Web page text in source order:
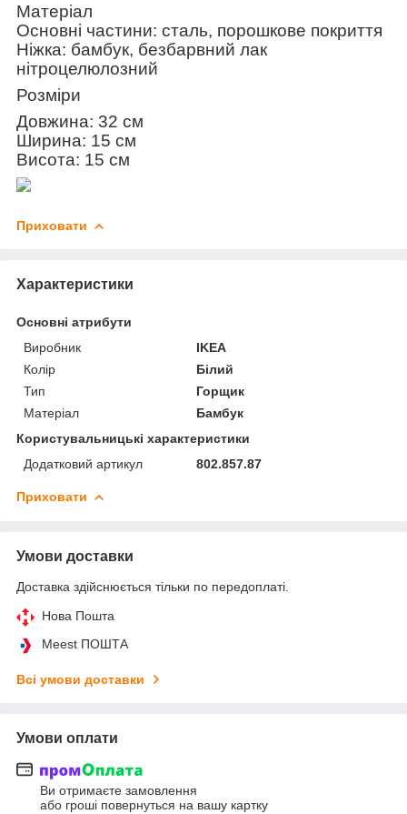
Матеріал
Основні частини: сталь, порошкове покриття
Ніжка: бамбук, безбарвний лак
нітроцелюлозний
Розміри
Довжина: 32 см
Ширина: 15 см
Висота: 15 см
Приховати
Характеристики
Основні атрибути
Виробник
IKEA
Колір
Білий
Тип
Горщик
Матеріал
Бамбук
Користувальницькі характеристики
Додатковий артикул
802.857.87
Приховати
Умови доставки
Доставка здійснюється тільки по передоплаті.
Нова Пошта
Meest ПОШТА
Всі умови доставки
Умови оплати
Ви отримаєте замовлення
або гроші повернуться на вашу картку